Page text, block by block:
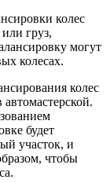
колес
груз,
могут
колесах.
колес
будет
участок, и
чтобы